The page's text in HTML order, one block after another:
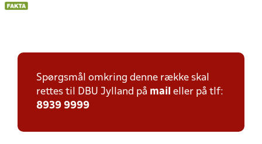
Spørgsmål omkring denne række skal
rettes til DBU Jylland på mail eller på tlf:
8939 9999